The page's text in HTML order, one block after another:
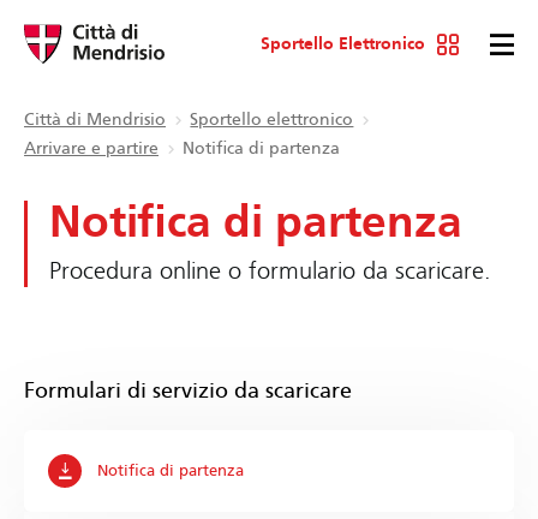
Sportello Elettronico
Città di Mendrisio
Sportello elettronico
Arrivare e partire
Notifica di partenza
Notifica di partenza
Procedura online o formulario da scaricare.
Formulari di servizio da scaricare
Notifica di partenza